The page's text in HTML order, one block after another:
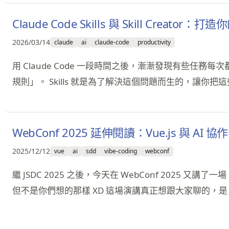
Claude Code Skills 與 Skill Creator：打造
2026/03/14 claude ai claude-code productivity
用 Claude Code 一段時間之後，漸漸發現有些任務每
規則」。 Skills 就是為了解決這個問題而生的，讓你把
WebConf 2025 延伸閱讀：Vue.js 與 AI 協
2025/12/12 vue ai sdd vibe-coding webconf
繼 JSDC 2025 之後，今天在 WebConf 2025 又講了一
但不是你們想的那樣 XD 這場演講真正想跟大家聊的，